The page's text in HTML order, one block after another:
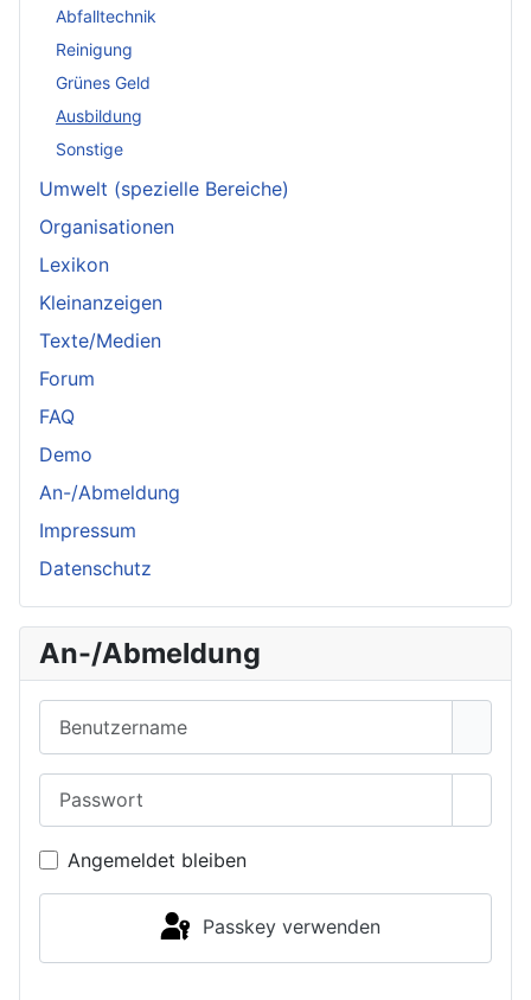
Abfalltechnik
Reinigung
Grünes Geld
Ausbildung
Sonstige
Umwelt (spezielle Bereiche)
Organisationen
Lexikon
Kleinanzeigen
Texte/Medien
Forum
FAQ
Demo
An-/Abmeldung
Impressum
Datenschutz
An-/Abmeldung
Angemeldet bleiben
Passkey verwenden